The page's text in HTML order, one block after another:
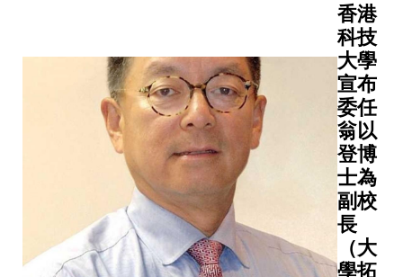
香港
科技
大學
宣布
委任
翁以
登博
士為
副校
長
（大
學拓